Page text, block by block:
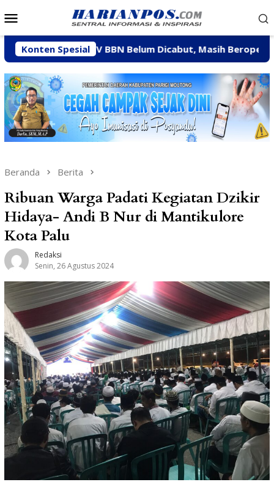
ke
Mobile
Konten Spesial
CV BBN Belum Dicabut, Masih Beroperasi Bakal
Beranda Berita
Ribuan Warga Padati Kegiatan Dzikir
Hidaya- Andi B Nur di Mantikulore
Kota Palu
Redaksi
Senin, 26 Agustus 2024